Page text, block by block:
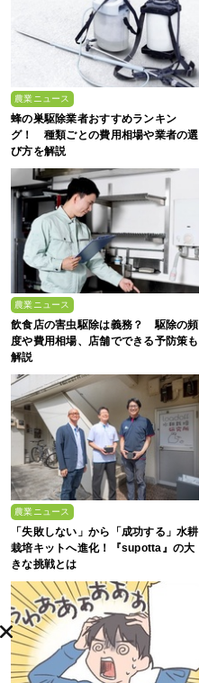
農業ニュース
蜂の巣駆除業者おすすめランキン
グ！ 種類ごとの費用相場や業者の選
び方を解説
農業ニュース
飲食店の害虫駆除は義務？ 駆除の頻
度や費用相場、店舗でできる予防策も
解説
農業ニュース
「失敗しない」から「成功する」水耕
栽培キットへ進化！『supotta』の大
きな挑戦とは